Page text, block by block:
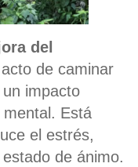
del
de caminar
impacto
Está
el estrés,
de ánimo.